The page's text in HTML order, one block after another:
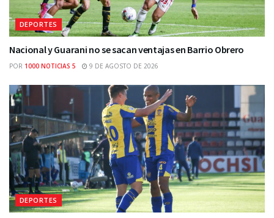
DEPORTES
Nacional y Guarani no se sacan ventajas en Barrio Obrero
POR 1000 NOTICIAS 5 9 DE AGOSTO DE 2026
DEPORTES